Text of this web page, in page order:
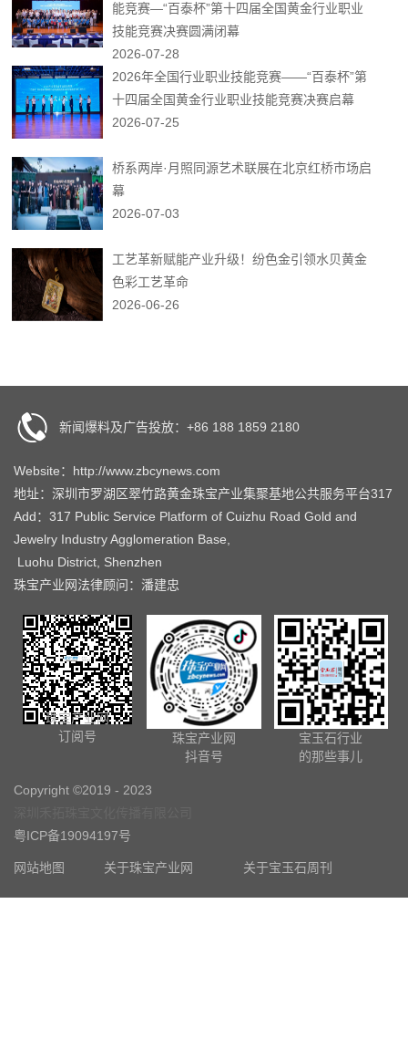
能竞赛—“百泰杯”第十四届全国黄金行业职业
技能竞赛决赛圆满闭幕
2026-07-28
2026年全国行业职业技能竞赛——“百泰杯”第
十四届全国黄金行业职业技能竞赛决赛启幕
2026-07-25
桥系两岸·月照同源艺术联展在北京红桥市场启
幕
2026-07-03
工艺革新赋能产业升级！纷色金引领水贝黄金
色彩工艺革命
2026-06-26
新闻爆料及广告投放：+86 188 1859 2180
Website：http://www.zbcynews.com
地址：深圳市罗湖区翠竹路黄金珠宝产业集聚基地公共服务平台317
Add：317 Public Service Platform of Cuizhu Road Gold and
Jewelry Industry Agglomeration Base,
Luohu District, Shenzhen
珠宝产业网法律顾问：潘建忠
珠宝产业网
订阅号
珠宝产业网
抖音号
宝玉石行业
的那些事儿
Copyright ©2019 - 2023
粤ICP备19094197号
网站地图 关于珠宝产业网 关于宝玉石周刊